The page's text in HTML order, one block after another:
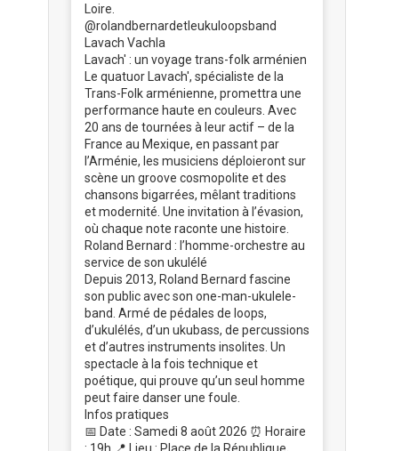
Loire.
@rolandbernardetleukuloopsband
Lavach Vachla
Lavach' : un voyage trans-folk arménien
Le quatuor Lavach', spécialiste de la
Trans-Folk arménienne, promettra une
performance haute en couleurs. Avec
20 ans de tournées à leur actif – de la
France au Mexique, en passant par
l’Arménie, les musiciens déploieront sur
scène un groove cosmopolite et des
chansons bigarrées, mêlant traditions
et modernité. Une invitation à l’évasion,
où chaque note raconte une histoire.
Roland Bernard : l’homme-orchestre au
service de son ukulélé
Depuis 2013, Roland Bernard fascine
son public avec son one-man-ukulele-
band. Armé de pédales de loops,
d’ukulélés, d’un ukubass, de percussions
et d’autres instruments insolites. Un
spectacle à la fois technique et
poétique, qui prouve qu’un seul homme
peut faire danser une foule.
Infos pratiques
📅 Date : Samedi 8 août 2026 ⏰ Horaire